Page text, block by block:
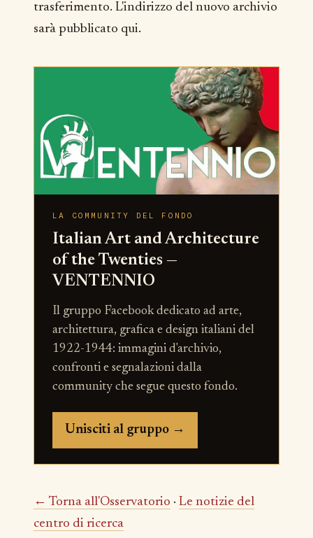
trasferimento. L'indirizzo del nuovo archivio
sarà pubblicato qui.
LA COMMUNITY DEL FONDO
Italian Art and Architecture
of the Twenties —
VENTENNIO
Il gruppo Facebook dedicato ad arte,
architettura, grafica e design italiani del
1922-1944: immagini d'archivio,
confronti e segnalazioni dalla
community che segue questo fondo.
Unisciti al gruppo →
← Torna all'Osservatorio · Le notizie del
centro di ricerca